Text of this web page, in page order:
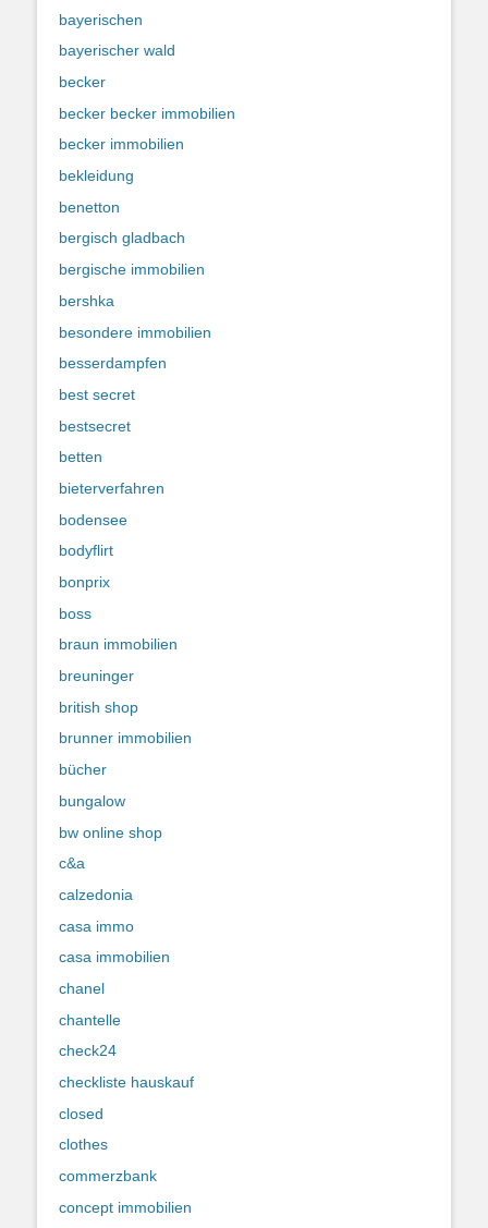
bayerischen
bayerischer wald
becker
becker becker immobilien
becker immobilien
bekleidung
benetton
bergisch gladbach
bergische immobilien
bershka
besondere immobilien
besserdampfen
best secret
bestsecret
betten
bieterverfahren
bodensee
bodyflirt
bonprix
boss
braun immobilien
breuninger
british shop
brunner immobilien
bücher
bungalow
bw online shop
c&a
calzedonia
casa immo
casa immobilien
chanel
chantelle
check24
checkliste hauskauf
closed
clothes
commerzbank
concept immobilien